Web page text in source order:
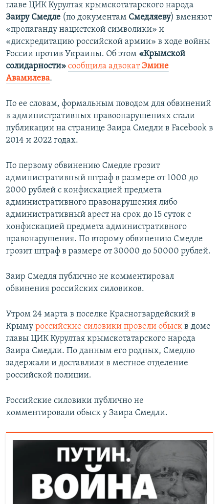
главе ЦИК Курултая крымскотатарского народа
Заиру Смедле (по документам Смедляеву) вменяют
«пропаганду нацистской символики» и
«дискредитацию российской армии» в ходе войны
России против Украины. Об этом «Крымской
солидарности» сообщила адвокат Эмине
Авамилева.
По ее словам, формальным поводом для обвинений
в административных правоонарушениях стали
публикации на странице Заира Смедли в Facebook в
2014 и 2022 годах.
По первому обвинению Смедле грозит
административный штраф в размере от 1000 до
2000 рублей с конфискацией предмета
административного правонарушения либо
административный арест на срок до 15 суток с
конфискацией предмета административного
правонарушения. По второму обвинению Смедле
грозит штраф в размере от 30000 до 50000 рублей.
Заир Смедля публично не комментировал
обвинения российских силовиков.
Утром 24 марта в поселке Красногвардейский в
Крыму российские силовики провели обыск в доме
главы ЦИК Курултая крымскотатарского народа
Заира Смедли. По данным его родных, Смедлю
задержали и доставлили в местное отделение
российской полиции.
Российские силовики публично не
комментировали обыск у Заира Смедли.